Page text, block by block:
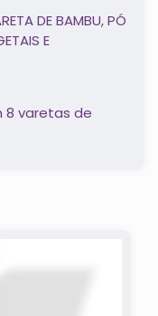
DE BAMBU, PÓ
E
8 varetas de